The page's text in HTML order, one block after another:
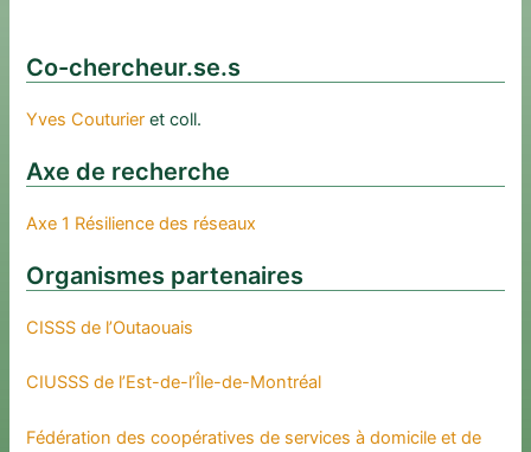
Co-chercheur.se.s
Yves Couturier et coll.
Axe de recherche
Axe 1 Résilience des réseaux
Organismes partenaires
CISSS de l’Outaouais
CIUSSS de l’Est-de-l’Île-de-Montréal
Fédération des coopératives de services à domicile et de